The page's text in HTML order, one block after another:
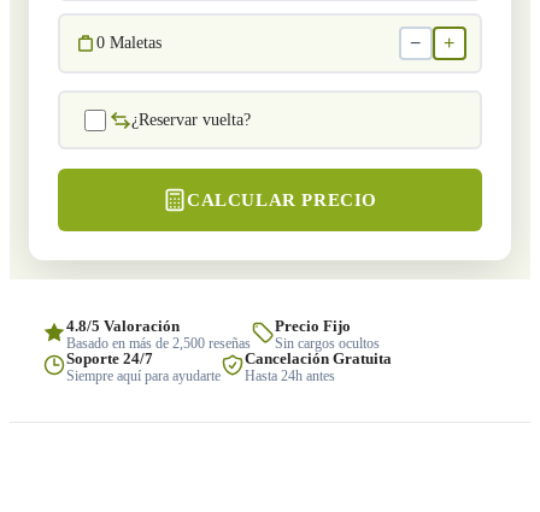
0 Maletas − +
¿Reservar vuelta?
CALCULAR PRECIO
4.8/5 Valoración
Basado en más de 2,500 reseñas
Precio Fijo
Sin cargos ocultos
Soporte 24/7
Siempre aquí para ayudarte
Cancelación Gratuita
Hasta 24h antes